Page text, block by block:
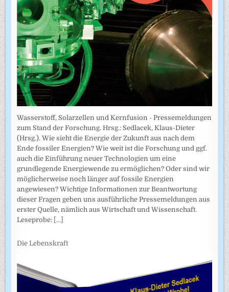
Wasserstoff, Solarzellen und Kernfusion - Pressemeldungen
zum Stand der Forschung. Hrsg.: Sedlacek, Klaus-Dieter
(Hrsg.). Wie sieht die Energie der Zukunft aus nach dem
Ende fossiler Energien? Wie weit ist die Forschung und ggf.
auch die Einführung neuer Technologien um eine
grundlegende Energiewende zu ermöglichen? Oder sind wir
möglicherweise noch länger auf fossile Energien
angewiesen? Wichtige Informationen zur Beantwortung
dieser Fragen geben uns ausführliche Pressemeldungen aus
erster Quelle, nämlich aus Wirtschaft und Wissenschaft.
Leseprobe: [...]
Die Lebenskraft